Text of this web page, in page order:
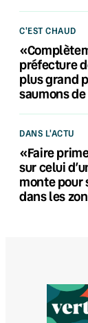
C'EST CHAUD
préfecture
plus grand
saumons
DANS L'ACTU
«Faire
sur celui
monte pour
dans les